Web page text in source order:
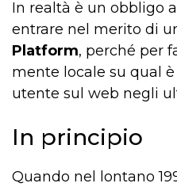
In realtà è un obbligo
entrare nel merito di
Platform, perché per
mente locale su qual
utente sul web negli
In principio
Quando nel lontano